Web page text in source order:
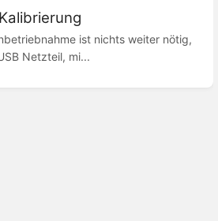
ist nichts weiter nötig,
Netzteil, mi...